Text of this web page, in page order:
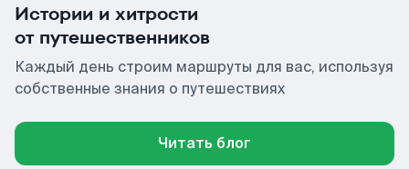
Истории и хитрости
от путешественников
Каждый день строим маршруты для вас, используя
собственные знания о путешествиях
Читать блог